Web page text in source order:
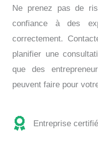
Ne prenez pas de
confiance à des
correctement.
planifier une
que des
peuvent faire pour
Entreprise